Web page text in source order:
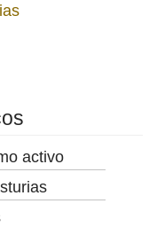
activo